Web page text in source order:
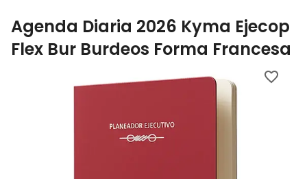
Agenda Diaria 2026 Kyma Ejecop
Flex Bur Burdeos Forma Francesa